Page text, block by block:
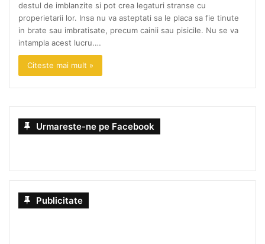
destul de imblanzite si pot crea legaturi stranse cu
properietarii lor. Insa nu va asteptati sa le placa sa fie tinute
in brate sau imbratisate, precum cainii sau pisicile. Nu se va
intampla acest lucru.…
Citeste mai mult »
Urmareste-ne pe Facebook
Publicitate